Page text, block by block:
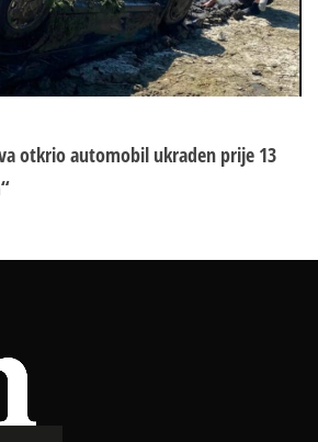
otkrio automobil ukraden prije 13